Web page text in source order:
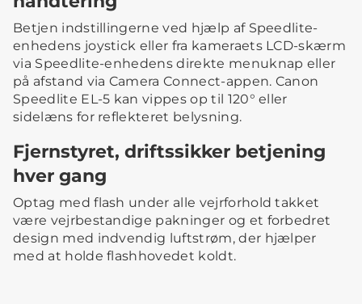
Betjen indstillingerne ved hjælp af Speedlite-
enhedens joystick eller fra kameraets LCD-skærm
via Speedlite-enhedens direkte menuknap eller
på afstand via Camera Connect-appen. Canon
Speedlite EL-5 kan vippes op til 120° eller
sidelæns for reflekteret belysning.
Fjernstyret, driftssikker betjening
hver gang
Optag med flash under alle vejrforhold takket
være vejrbestandige pakninger og et forbedret
design med indvendig luftstrøm, der hjælper
med at holde flashhovedet koldt.